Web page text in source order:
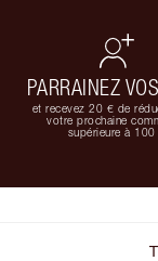
PARRAINEZ
et recevez 20 € de
votre prochaine
supérieure à 100